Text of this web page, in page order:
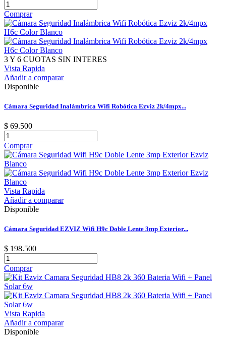
Comprar
3 Y 6 CUOTAS SIN INTERES
Vista Rapida
Añadir a comparar
Disponible
Cámara Seguridad Inalámbrica Wifi Robótica Ezviz 2k/4mpx...
$ 69.500
Comprar
Vista Rapida
Añadir a comparar
Disponible
Cámara Seguridad EZVIZ Wifi H9c Doble Lente 3mp Exterior...
$ 198.500
Comprar
Vista Rapida
Añadir a comparar
Disponible